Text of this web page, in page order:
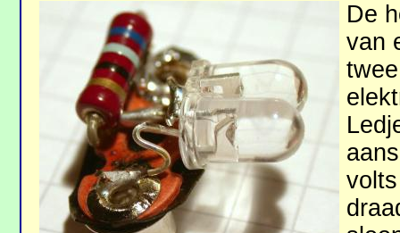
De
van